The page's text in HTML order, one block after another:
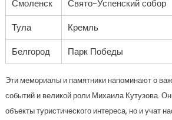
Смоленск Свято-Успенский собор
Тула
Кремль
Белгород
Парк Победы
Эти мемориалы и памятники напоминают о
событий и великой роли Михаила Кутузова.
объекты туристического интереса, но и учат